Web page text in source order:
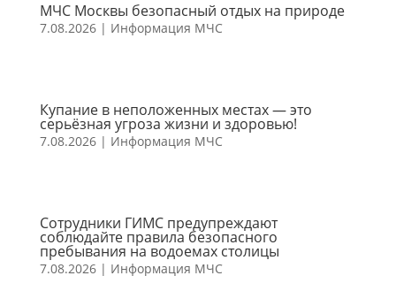
МЧС Москвы безопасный отдых на природе
7.08.2026| Информация МЧС
Купание в неположенных местах — это
серьёзная угроза жизни и здоровью!
7.08.2026| Информация МЧС
Сотрудники ГИМС предупреждают
соблюдайте правила безопасного
пребывания на водоемах столицы
7.08.2026| Информация МЧС